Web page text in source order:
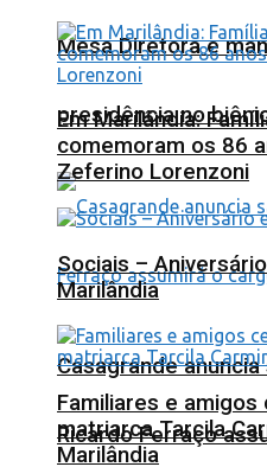
Mesa Diretora e
presidência no
Casagrande
Ricardo Ferraço
Em Marilândia:
comemoram os 86
Zeferino Lorenzoni
Sociais –
Marilândia
Familiares e
matriarca Tarcila
Marilândia